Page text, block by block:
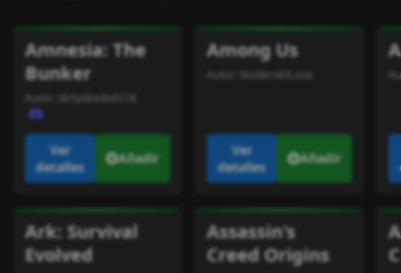
Amnesia: The
Bunker
Autor: dirtydeeds4578
Ver
detalles
Añadir
Among Us
Autor: ModernKit.one
Ver
detalles
Añadir
Ark: Survival
Evolved
Assassin's
Creed Origins